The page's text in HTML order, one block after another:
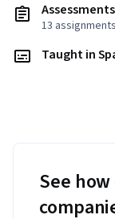
Assessments
13 assignments
Taught in
See